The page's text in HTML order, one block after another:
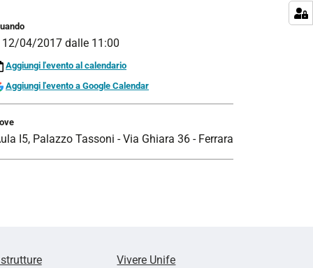
12/04/2017 dalle 11:00
Aggiungi l'evento al calendario
Aggiungi l'evento a Google Calendar
I5, Palazzo Tassoni - Via Ghiara 36 - Ferrara
Vivere Unife